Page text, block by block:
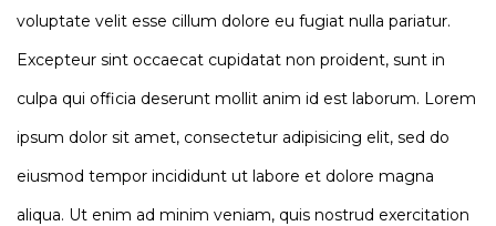
voluptate velit esse cillum dolore eu fugiat nulla pariatur.
Excepteur sint occaecat cupidatat non proident, sunt in
culpa qui officia deserunt mollit anim id est laborum. Lorem
ipsum dolor sit amet, consectetur adipisicing elit, sed do
eiusmod tempor incididunt ut labore et dolore magna
aliqua. Ut enim ad minim veniam, quis nostrud exercitation